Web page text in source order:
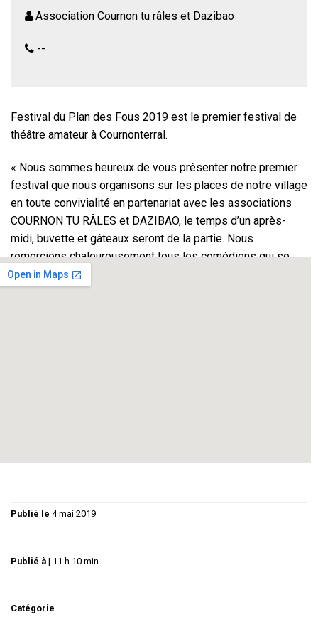
Association Cournon tu râles et Dazibao
--
Festival du Plan des Fous 2019 est le premier festival de
théâtre amateur à Cournonterral.
« Nous sommes heureux de vous présenter notre premier
festival que nous organisons sur les places de notre village
en toute convivialité en partenariat avec les associations
COURNON TU RÂLES et DAZIBAO, le temps d’un après-
midi, buvette et gâteaux seront de la partie. Nous
remercions chaleureusement tous les comédiens qui se
joignent à nous pour cet évènement. »
Publié le 4 mai 2019
Publié à | 11 h 10 min
Catégorie